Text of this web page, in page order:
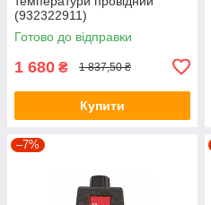
(932322911)
Готово до відправки
1 680 ₴ 1 837,50 ₴
Купити
–7%